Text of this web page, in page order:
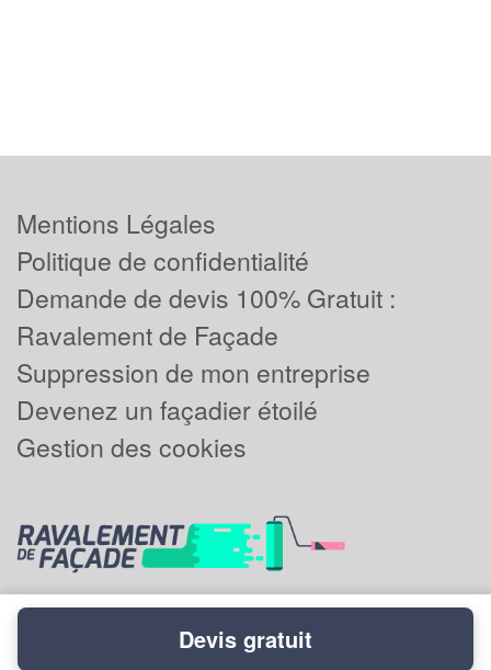
Mentions Légales
Politique de confidentialité
Demande de devis 100% Gratuit :
Ravalement de Façade
Suppression de mon entreprise
Devenez un façadier étoilé
Gestion des cookies
Powered byPlus que pro
Devis gratuit